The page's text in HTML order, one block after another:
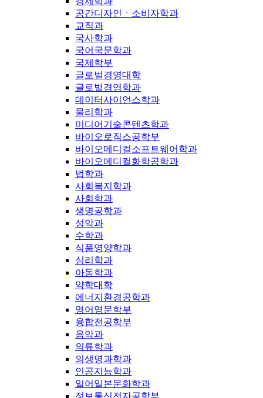
공간디자인ㆍ소비자학과
교직과
국사학과
국어국문학과
국제학부
글로벌경영대학
글로벌경영학과
데이터사이언스학과
물리학과
미디어기술콘텐츠학과
바이오로직스공학부
바이오메디컬소프트웨어학과
바이오메디컬화학공학과
법학과
사회복지학과
사회학과
생명공학과
성악과
수학과
식품영양학과
심리학과
아동학과
약학대학
에너지환경공학과
영어영문학부
융합전공학부
음악과
의류학과
의생명과학과
인공지능학과
일어일본문화학과